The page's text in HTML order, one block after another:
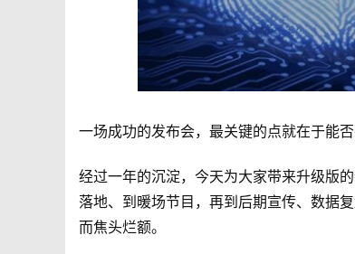
一场成功的发布会，最关键的点就在于能
经过一年的沉淀，今天为大家带来升级版
落地、到暖场节目，再到后期宣传、数据
而焦头烂额。